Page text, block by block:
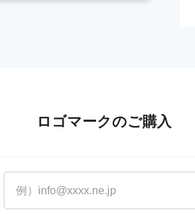
ロゴマークのご購入